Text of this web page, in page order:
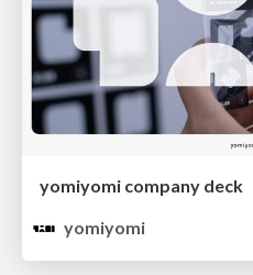
yomiyomi company deck
yomiyomi